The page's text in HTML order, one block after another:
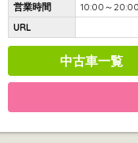
営業時間
10:00～
URL
中古車一覧